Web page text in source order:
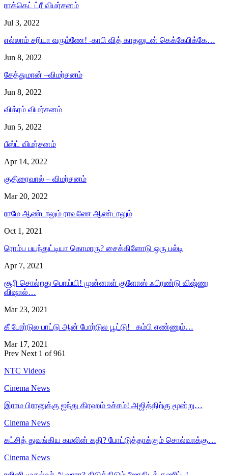
ராக்கெட் ட்ரீ விமர்சனம்
Jul 3, 2022
எல்லாம் சரியா வரும்ணே! -காபி வித் காதலுடன் கெக்கேபிக்கே…
Jun 8, 2022
சேத்துமான் –விமர்சனம்
Jun 8, 2022
விக்ரம் விமர்சனம்
Jun 5, 2022
பீஸ்ட் விமர்சனம்
Apr 14, 2022
குதிரைவால் – விமர்சனம்
Mar 20, 2022
ராமே ஆண்டாலும் ராவணே ஆண்டாலும்
Oct 1, 2021
ரொம்ப பயந்துட்டியா கொமாரு? சைக்கிளோடு ஒரு பல்டி
Apr 7, 2021
சூரி சொல்றது பொய்யி! முன்னாள் குளோஸ் ஃபிரண்டு விஷ்ணு
விஷால்…
Mar 23, 2021
கீ போர்டுல பாட்டு ஆன் போர்டுல பூட்டு! கம்பி எண்ணும்…
Mar 17, 2021
Prev Next 1 of 961
NTC Videos
Cinema News
இராம பிரானுக்கு ஐந்து கிரஹம் உச்சம்! அஜித்திற்கு மூன்று…
Cinema News
கட்சித் துவங்கிய கமலின் கதி? போட்டுத்தாக்கும் சொல்வாக்கு…
Cinema News